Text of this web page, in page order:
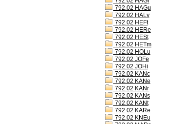
792.02 HAGu
792.02 HALv
792.02 HEFt
792.02 HERe
792.02 HESt
792.02 HETm
792.02 HOLu
792.02 JOFe
792.02 JOHi
792.02 KANc
792.02 KANe
792.02 KANr
792.02 KANs
792.02 KANt
792.02 KARe
792.02 KNEu